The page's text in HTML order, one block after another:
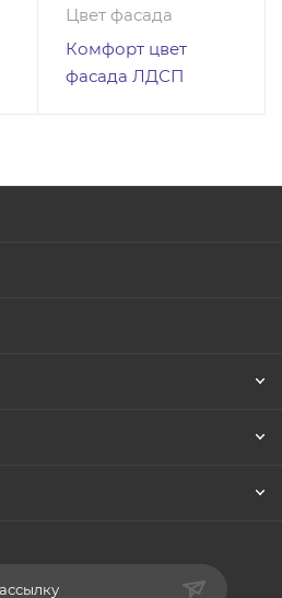
Цвет фасада
Комфорт цвет
фасада ЛДСП